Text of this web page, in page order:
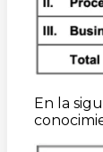
En la